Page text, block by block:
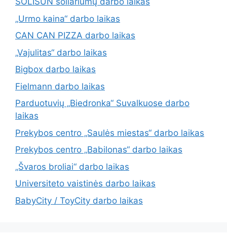
„Urmo kaina“ darbo laikas
CAN CAN PIZZA darbo laikas
„Vajulitas“ darbo laikas
Bigbox darbo laikas
Fielmann darbo laikas
Parduotuvių „Biedronka“ Suvalkuose darbo
laikas
Prekybos centro „Saulės miestas“ darbo laikas
Prekybos centro „Babilonas“ darbo laikas
„Švaros broliai“ darbo laikas
Universiteto vaistinės darbo laikas
BabyCity / ToyCity darbo laikas